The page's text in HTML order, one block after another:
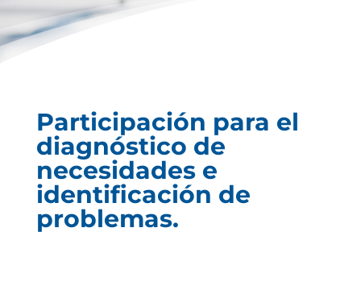
Participación para el
diagnóstico de
necesidades e
identificación de
problemas.